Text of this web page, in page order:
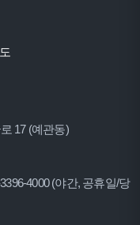
17 (예관동)
4000 (야간, 공휴일/당